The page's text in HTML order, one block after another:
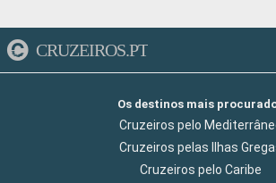
CRUZEIROS.PT
Os destinos mais
Cruzeiros pelo
Cruzeiros pelas Ilhas
Cruzeiros pelo Caribe